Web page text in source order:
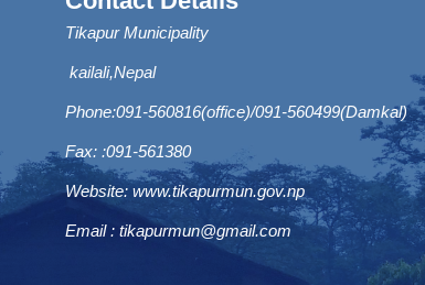
Tikapur Municipality
kailali,Nepal
Phone:091-560816(office)/091-560499(Damkal)
Fax: :091-561380
Website: www.tikapurmun.gov.np
Email : tikapurmun@gmail.com